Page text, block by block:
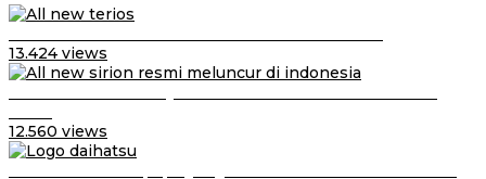
13.424 views
12.560 views